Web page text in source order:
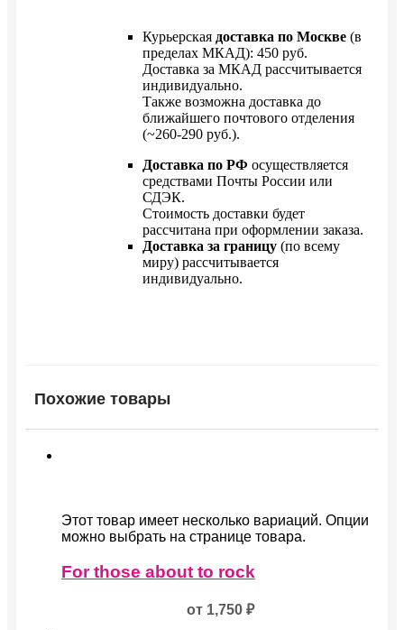
Курьерская доставка по Москве (в
пределах МКАД): 450 руб.
Доставка за МКАД рассчитывается
индивидуально.
Также возможна доставка до
ближайшего почтового отделения
(~260-290 руб.).
Доставка по РФ осуществляется
средствами Почты России или
СДЭК.
Стоимость доставки будет
рассчитана при оформлении заказа.
Доставка за границу (по всему
миру) рассчитывается
индивидуально.
Похожие товары
Этот товар имеет несколько вариаций. Опции
можно выбрать на странице товара.
For those about to rock
от 1,750 ₽